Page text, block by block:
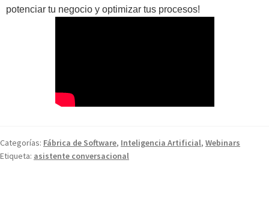
potenciar tu negocio y optimizar tus procesos!
Categorías: Fábrica de Software, Inteligencia Artificial, Webinars
Etiqueta: asistente conversacional